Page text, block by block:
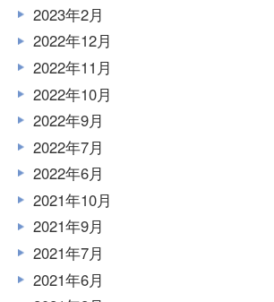
2023年2月
2022年12月
2022年11月
2022年10月
2022年9月
2022年7月
2022年6月
2021年10月
2021年9月
2021年7月
2021年6月